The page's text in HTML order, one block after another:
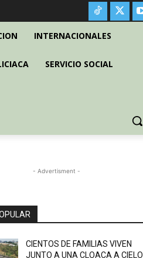
INTERNACIONALES
SERVICIO SOCIAL
- Advertisment -
CIENTOS DE FAMILIAS VIVEN
JUNTO A UNA CLOACA A CIELO